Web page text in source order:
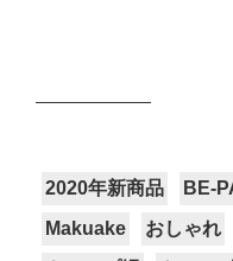
2020年新商品 BE-
Makuake
おしゃれ